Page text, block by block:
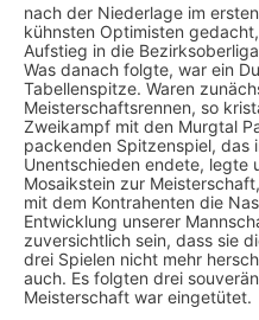
nach der Niederlage im
kühnsten Optimisten
Aufstieg in die
Was danach folgte, war ein
Tabellenspitze. Waren
Meisterschaftsrennen, so
Zweikampf mit den Murgtal
packenden Spitzenspiel, das
Unentschieden endete, legte
Mosaikstein zur
mit dem Kontrahenten die
Entwicklung unserer
zuversichtlich sein, dass sie
drei Spielen nicht mehr
auch. Es folgten drei
Meisterschaft war eingetütet.